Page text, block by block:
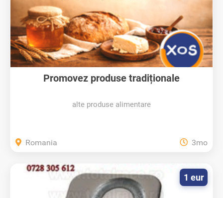
Promovez produse tradiționale
alte produse alimentare
Romania 3mo
1 eur